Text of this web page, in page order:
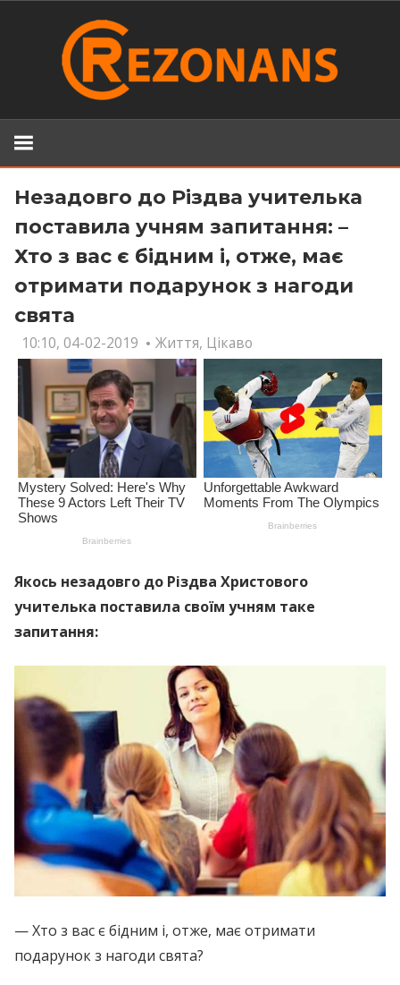
Незадовго до Різдва учителька
поставила учням запитання: –
Хто з вас є бідним і, отже, має
отримати подарунок з нагоди
свята
10:10, 04-02-2019 Життя, Цікаво
Якось незадовго до Різдва Христового
учителька поставила своїм учням таке
запитання:
— Хто з вас є бідним і, отже, має отримати
подарунок з нагоди свята?